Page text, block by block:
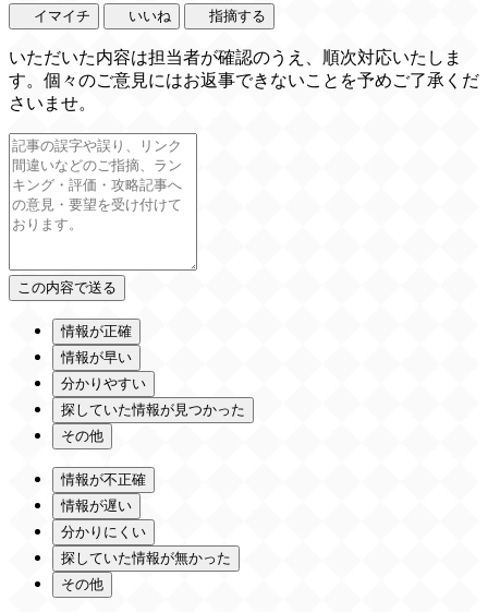
イマイチ いいね 指摘する
いただいた内容は担当者が確認のうえ、順次対応いたしま
す。個々のご意見にはお返事できないことを予めご了承くだ
さいませ。
情報が正確
情報が早い
分かりやすい
探していた情報が見つかった
その他
情報が不正確
情報が遅い
分かりにくい
探していた情報が無かった
その他